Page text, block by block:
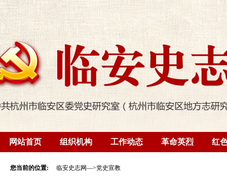
网站首页 组织机构 工作动态 革命英烈 红
您当前的位置: 临安史志网—>党史宣教